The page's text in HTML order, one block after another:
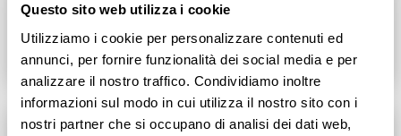
Questo sito web utilizza i cookie
Utilizziamo i cookie per personalizzare contenuti ed
annunci, per fornire funzionalità dei social media e per
analizzare il nostro traffico. Condividiamo inoltre
informazioni sul modo in cui utilizza il nostro sito con i
nostri partner che si occupano di analisi dei dati web,
3 min Leggi tutto